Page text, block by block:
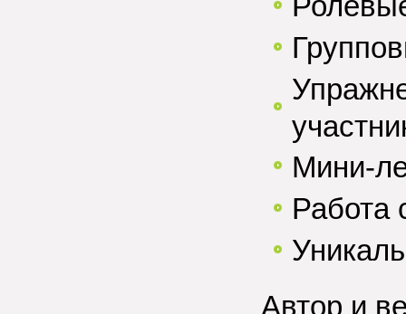
Мини-
Работа
Автор и